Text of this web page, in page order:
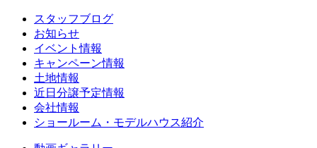
スタッフブログ
お知らせ
イベント情報
キャンペーン情報
土地情報
近日分譲予定情報
会社情報
ショールーム・モデルハウス紹介